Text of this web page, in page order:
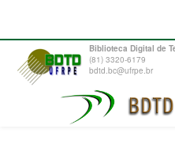
Biblioteca Digital de
(81) 3320-6179
bdtd.bc@ufrpe.br